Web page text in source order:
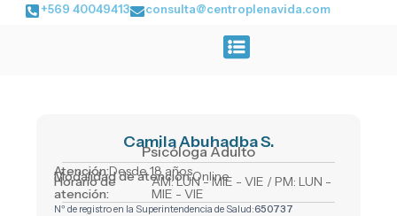
+569 40049413 consulta@centroplenavida.com
Camila Abuhadba S.
Psicóloga Adulto
Atención:Desde 18 años
Modalidad de atención:Online
Horario de
atención:
AM: LUN - MIE - VIE / PM: LUN -
MIE - VIE
Nº de registro en la Superintendencia de Salud:650737